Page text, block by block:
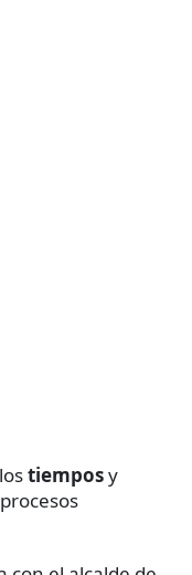
lostiemposy